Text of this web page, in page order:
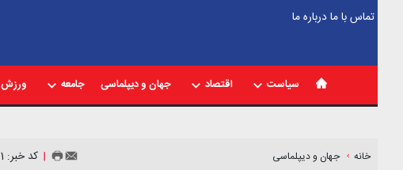
تماس با مادرباره ما
سیاست اقتصاد جهان و دیپلماسی جامعه ورزش
خانه جهان و دیپلماسی کد خبر: 151